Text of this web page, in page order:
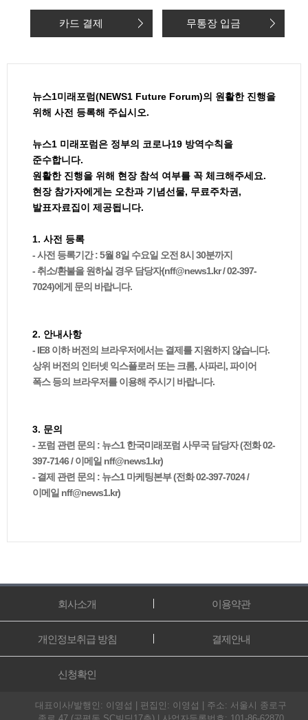
카드 결제 무통장 입금
뉴스1미래포럼(NEWS1 Future Forum)의 원활한 진행을
위해 사전 등록해 주십시오.
뉴스1 미래포럼은 정부의 코로나19 방역수칙을
준수합니다.
원활한 진행을 위해 현장 참석 여부를 꼭 체크해주세요.
현장 참가자에게는 오찬과 기념선물, 무료주차권,
발표자료집이 제공됩니다.
1. 사전 등록
- 사전 등록기간 : 5월 8일 수요일 오전 8시 30분까지
- 취소/환불을 원하실 경우 담당자(nff@news1.kr / 02-397-
7024)에게 문의 바랍니다.
2. 안내사항
- IE8 이하 버전의 브라우저에서는 결제를 지원하지 않습니다.
상위 버전의 인터넷 익스플로러 또는 크롬, 사파리, 파이어
폭스 등의 브라우저를 이용해 주시기 바랍니다.
3. 문의
- 포럼 관련 문의 : 뉴스1 한국미래포럼 사무국 담당자 (전화 02-
397-7146 / 이메일 nff@news1.kr)
- 결제 관련 문의 : 뉴스1 마케팅본부 (전화 02-397-7024 /
이메일 nff@news1.kr)
회사소개 이용약관
개인정보취급 방침 결제안내
신청확인
대표이사/발행인: 이영섭 | 편집인: 이영섭 | 주소: 서울시 종로구